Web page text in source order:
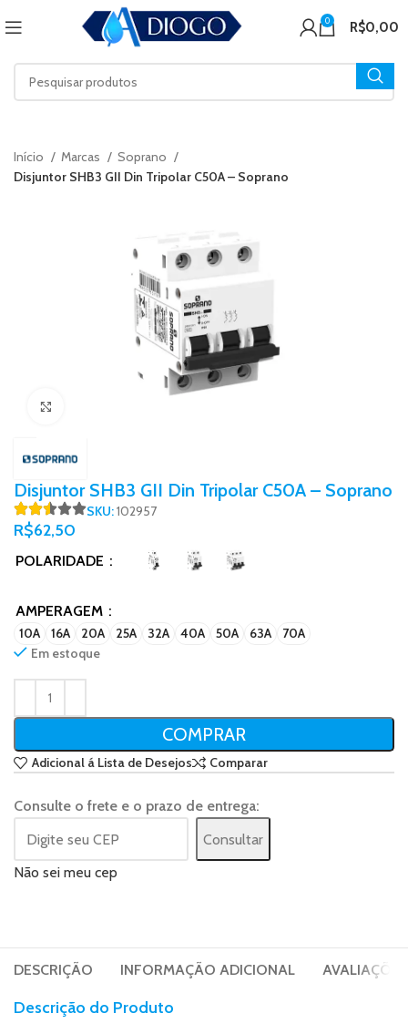
0 R$0,00
Início Marcas
Soprano
Disjuntor SHB3 GII Din Tripolar C50A – Soprano
Disjuntor SHB3 GII Din Tripolar C50A – Soprano
SKU:102957
R$62,50
POLARIDADE
AMPERAGEM
10A 16A 20A 25A 32A 40A 50A 63A
70A
Em estoque
COMPRAR
Adicional á Lista de Desejos Comparar
Consulte o frete e o prazo de entrega:
Consultar
Não sei meu cep
DESCRIÇÃO INFORMAÇÃO ADICIONAL
Descrição do Produto